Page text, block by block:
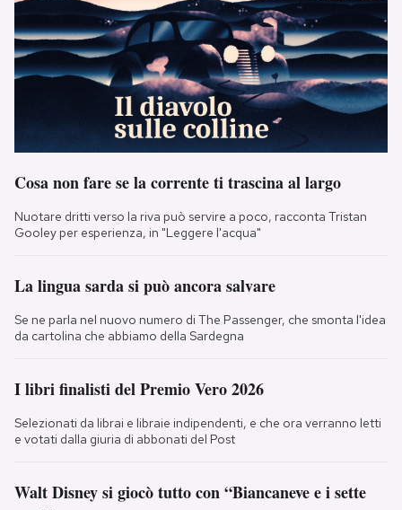
Cosa non fare se la corrente ti trascina al largo
Nuotare dritti verso la riva può servire a poco, racconta Tristan
Gooley per esperienza, in "Leggere l'acqua"
La lingua sarda si può ancora salvare
Se ne parla nel nuovo numero di The Passenger, che smonta l'idea
da cartolina che abbiamo della Sardegna
I libri finalisti del Premio Vero 2026
Selezionati da librai e libraie indipendenti, e che ora verranno letti
e votati dalla giuria di abbonati del Post
Walt Disney si giocò tutto con “Biancaneve e i sette